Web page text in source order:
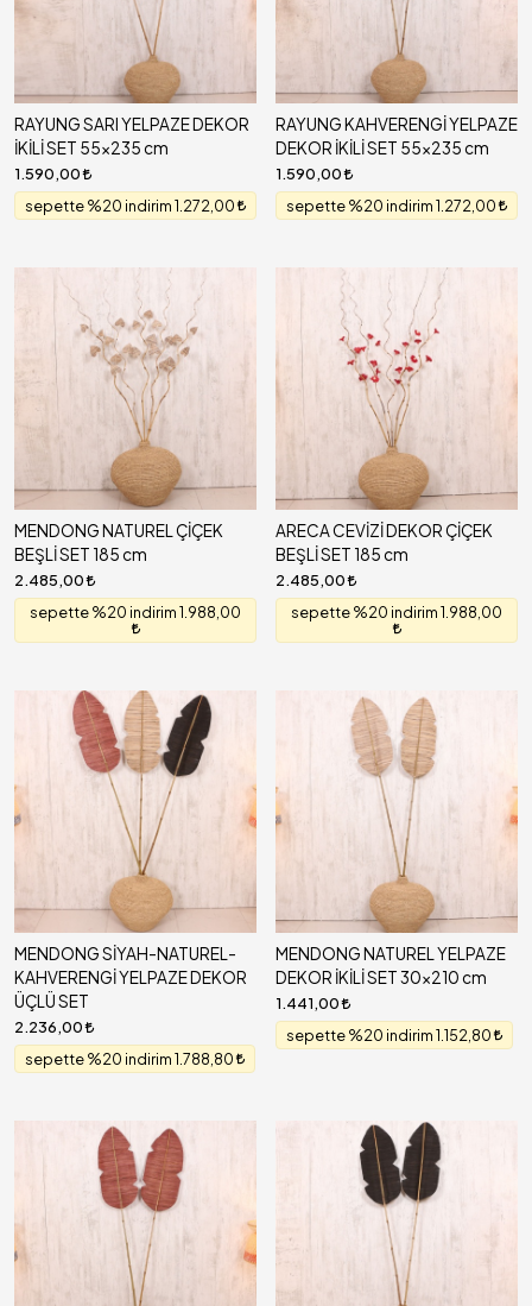
RAYUNG SARI YELPAZE DEKOR
İKİLİ SET 55x235 cm
1.590,00
sepette %20 indirim 1.272,00
RAYUNG KAHVERENGİ YELPAZE
DEKOR İKİLİ SET 55x235 cm
1.590,00
sepette %20 indirim 1.272,00
MENDONG NATUREL ÇİÇEK
BEŞLİ SET 185 cm
2.485,00
sepette %20 indirim 1.988,00
ARECA CEVİZİ DEKOR ÇİÇEK
BEŞLİ SET 185 cm
2.485,00
sepette %20 indirim 1.988,00
MENDONG SİYAH-NATUREL-
KAHVERENGİ YELPAZE DEKOR
ÜÇLÜ SET
2.236,00
sepette %20 indirim 1.788,80
MENDONG NATUREL YELPAZE
DEKOR İKİLİ SET 30x210 cm
1.441,00
sepette %20 indirim 1.152,80